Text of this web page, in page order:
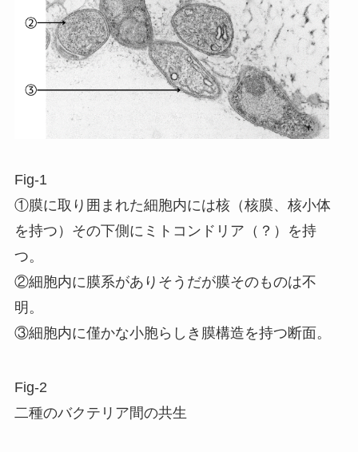
Fig-1
①膜に取り囲まれた細胞内には核（核膜、核小体
を持つ）その下側にミトコンドリア（？）を持
つ。
②細胞内に膜系がありそうだが膜そのものは不
明。
③細胞内に僅かな小胞らしき膜構造を持つ断面。
Fig-2
二種のバクテリア間の共生